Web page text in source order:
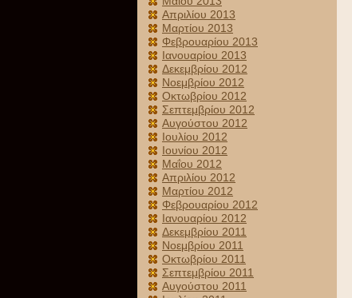
Απριλίου 2013
Μαρτίου 2013
Φεβρουαρίου 2013
Ιανουαρίου 2013
Δεκεμβρίου 2012
Νοεμβρίου 2012
Οκτωβρίου 2012
Σεπτεμβρίου 2012
Αυγούστου 2012
Ιουλίου 2012
Ιουνίου 2012
Μαΐου 2012
Απριλίου 2012
Μαρτίου 2012
Φεβρουαρίου 2012
Ιανουαρίου 2012
Δεκεμβρίου 2011
Νοεμβρίου 2011
Οκτωβρίου 2011
Σεπτεμβρίου 2011
Αυγούστου 2011